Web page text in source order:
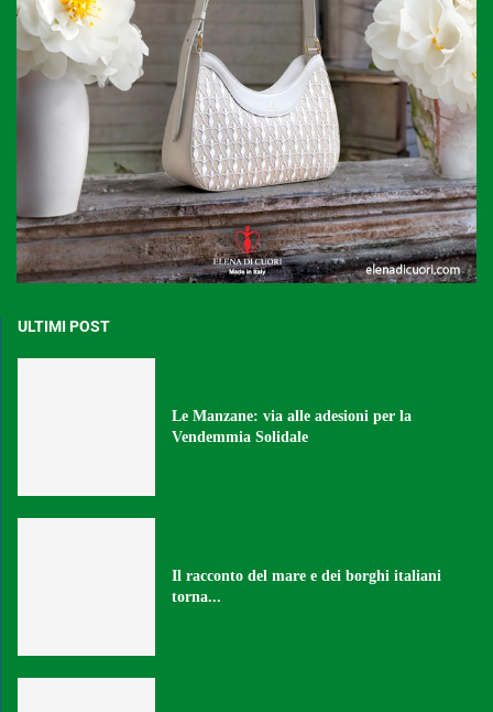
ULTIMI POST
Le Manzane: via alle adesioni per la
Vendemmia Solidale
Il racconto del mare e dei borghi italiani
torna...